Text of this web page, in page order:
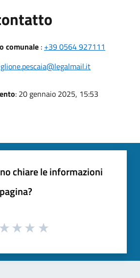
comunale : +39 0564 927111
: 20 gennaio 2025, 15:53
chiare le informazioni